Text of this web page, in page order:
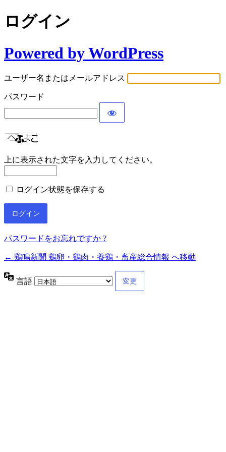
ログイン
Powered by WordPress
ユーザー名またはメールアドレス
パスワード
上に表示された文字を入力してください。
ログイン状態を保存する
パスワードをお忘れですか ?
← 鶏鳴新聞 鶏卵・鶏肉・養鶏・畜産総合情報 へ移動
言語